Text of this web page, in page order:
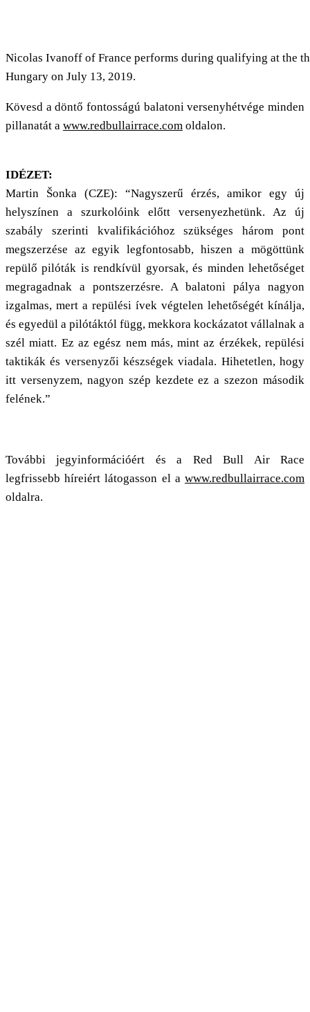
Nicolas Ivanoff of France performs during qualifying at the
Hungary on July 13, 2019.
Kövesd a döntő fontosságú balatoni versenyhétvége minden
pillanatát a www.redbullairrace.com oldalon.
IDÉZET:
Martin Šonka (CZE): “Nagyszerű érzés, amikor egy új
helyszínen a szurkolóink előtt versenyezhetünk. Az új
szabály szerinti kvalifikációhoz szükséges három pont
megszerzése az egyik legfontosabb, hiszen a mögöttünk
repülő pilóták is rendkívül gyorsak, és minden lehetőséget
megragadnak a pontszerzésre. A balatoni pálya nagyon
izgalmas, mert a repülési ívek végtelen lehetőségét kínálja,
és egyedül a pilótáktól függ, mekkora kockázatot vállalnak a
szél miatt. Ez az egész nem más, mint az érzékek, repülési
taktikák és versenyzői készségek viadala. Hihetetlen, hogy
itt versenyzem, nagyon szép kezdete ez a szezon második
felének.”
További jegyinformációért és a Red Bull Air Race
legfrissebb híreiért látogasson el a www.redbullairrace.com
oldalra.